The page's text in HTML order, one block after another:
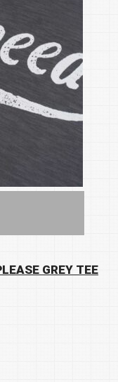
GREY TEE